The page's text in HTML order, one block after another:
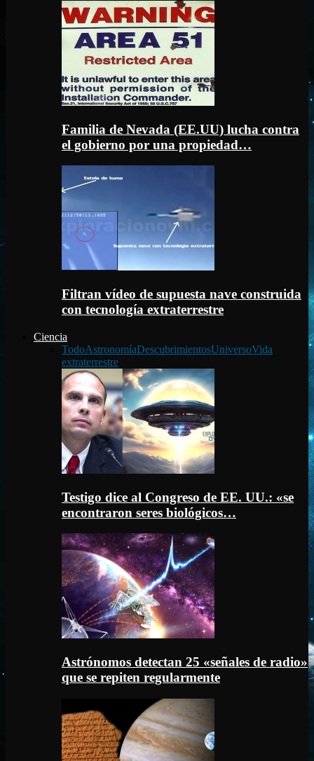
Familia de Nevada (EE.UU) lucha contra
el gobierno por una propiedad…
Filtran vídeo de supuesta nave construida
con tecnología extraterrestre
Ciencia
TodoAstronomíaDescubrimientosUniversoVida
extraterrestre
Testigo dice al Congreso de EE. UU.: «se
encontraron seres biológicos…
Astrónomos detectan 25 «señales de radio»
que se repiten regularmente